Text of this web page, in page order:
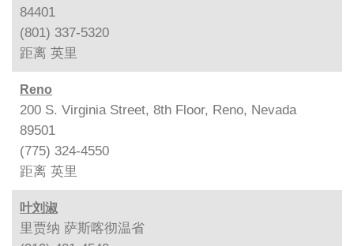
84401
(801) 337-5320
距离 英里
Reno
200 S. Virginia Street, 8th Floor, Reno, Nevada
89501
(775) 324-4550
距离 英里
叶刘淑
里贾纳 萨斯喀彻温省